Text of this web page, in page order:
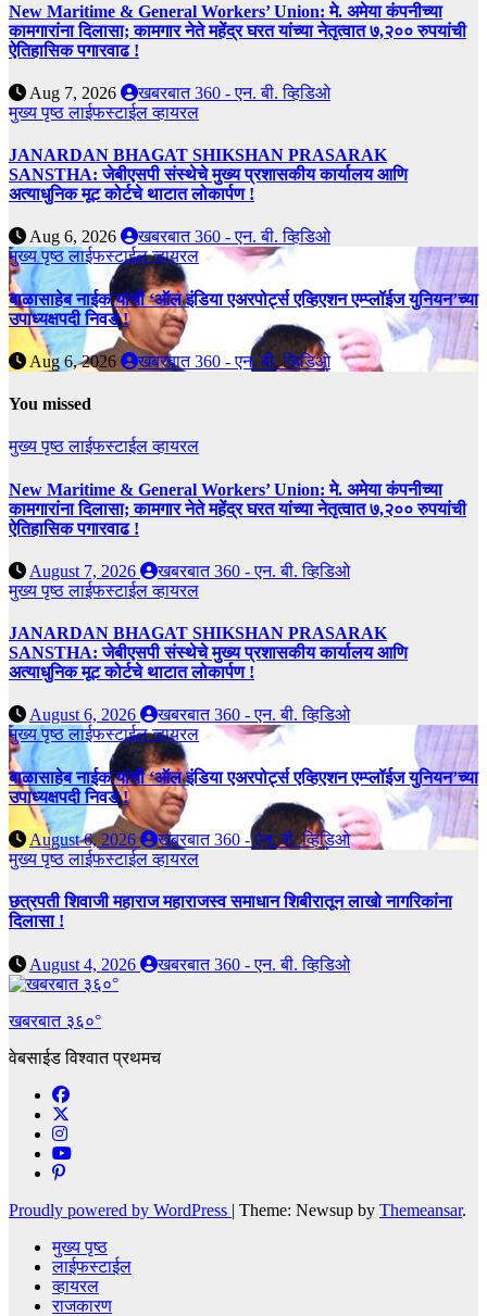
New Maritime & General Workers’ Union: मे. अमेया कंपनीच्या
कामगारांना दिलासा; कामगार नेते महेंद्र घरत यांच्या नेतृत्वात ७,२०० रुपयांची
ऐतिहासिक पगारवाढ !
Aug 7, 2026
खबरबात 360 - एन. बी. व्हिडिओ
मुख्य पृष्ठलाईफस्टाईलव्हायरल
JANARDAN BHAGAT SHIKSHAN PRASARAK
SANSTHA: जेबीएसपी संस्थेचे मुख्य प्रशासकीय कार्यालय आणि
अत्याधुनिक मूट कोर्टचे थाटात लोकार्पण !
Aug 6, 2026
खबरबात 360 - एन. बी. व्हिडिओ
मुख्य पृष्ठलाईफस्टाईलव्हायरल
बाळासाहेब नाईक यांची ‘ऑल इंडिया एअरपोर्ट्स एव्हिएशन एम्प्लॉईज युनियन’च्या
उपाध्यक्षपदी निवड !
Aug 6, 2026 खबरबात 360 - एन. बी. व्हिडिओ
You missed
मुख्य पृष्ठलाईफस्टाईलव्हायरल
New Maritime & General Workers’ Union: मे. अमेया कंपनीच्या
कामगारांना दिलासा; कामगार नेते महेंद्र घरत यांच्या नेतृत्वात ७,२०० रुपयांची
ऐतिहासिक पगारवाढ !
August 7, 2026
खबरबात 360 - एन. बी. व्हिडिओ
मुख्य पृष्ठलाईफस्टाईलव्हायरल
JANARDAN BHAGAT SHIKSHAN PRASARAK
SANSTHA: जेबीएसपी संस्थेचे मुख्य प्रशासकीय कार्यालय आणि
अत्याधुनिक मूट कोर्टचे थाटात लोकार्पण !
August 6, 2026
खबरबात 360 - एन. बी. व्हिडिओ
मुख्य पृष्ठलाईफस्टाईलव्हायरल
बाळासाहेब नाईक यांची ‘ऑल इंडिया एअरपोर्ट्स एव्हिएशन एम्प्लॉईज युनियन’च्या
उपाध्यक्षपदी निवड !
August 6, 2026
खबरबात 360 - एन. बी. व्हिडिओ
मुख्य पृष्ठलाईफस्टाईलव्हायरल
छत्रपती शिवाजी महाराज महाराजस्व समाधान शिबीरातून लाखो नागरिकांना
दिलासा !
August 4, 2026 खबरबात 360 - एन. बी. व्हिडिओ
खबरबात ३६०°
वेबसाईड विश्वात प्रथमच
Proudly powered by WordPress | Theme: Newsup by Themeansar.
मुख्य पृष्ठ
लाईफस्टाईल
व्हायरल
राजकारण